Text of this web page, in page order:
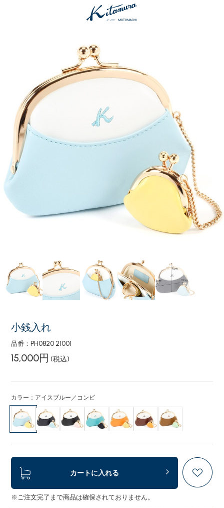
小銭入れ
品番：PH0820 21001
15,000円 (税込)
カラー：アイスブルー／コンビ
カートに入れる
※ご注文完了まで商品は確保されておりません。